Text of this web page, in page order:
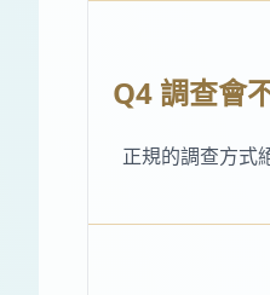
Q4 調查會
正規的調查方式